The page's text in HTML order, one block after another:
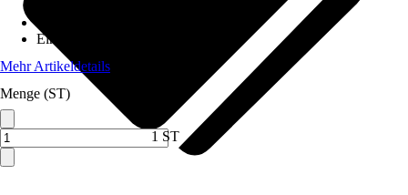
Einsatzbereich
Mehr Artikeldetails
Menge (ST)
1 ST